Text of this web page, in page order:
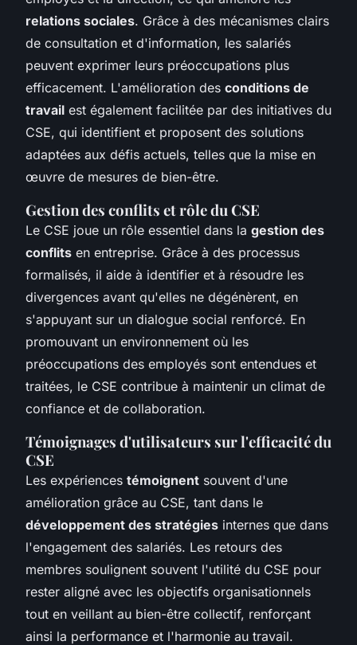
relations sociales. Grâce à des mécanismes clairs
de consultation et d'information, les salariés
peuvent exprimer leurs préoccupations plus
efficacement. L'amélioration des conditions de
travail est également facilitée par des initiatives du
CSE, qui identifient et proposent des solutions
adaptées aux défis actuels, telles que la mise en
œuvre de mesures de bien-être.
Gestion des conflits et rôle du CSE
Le CSE joue un rôle essentiel dans la gestion des
conflits en entreprise. Grâce à des processus
formalisés, il aide à identifier et à résoudre les
divergences avant qu'elles ne dégénèrent, en
s'appuyant sur un dialogue social renforcé. En
promouvant un environnement où les
préoccupations des employés sont entendues et
traitées, le CSE contribue à maintenir un climat de
confiance et de collaboration.
Témoignages d'utilisateurs sur l'efficacité du
CSE
Les expériences témoignent souvent d'une
amélioration grâce au CSE, tant dans le
développement des stratégies internes que dans
l'engagement des salariés. Les retours des
membres soulignent souvent l'utilité du CSE pour
rester aligné avec les objectifs organisationnels
tout en veillant au bien-être collectif, renforçant
ainsi la performance et l'harmonie au travail.